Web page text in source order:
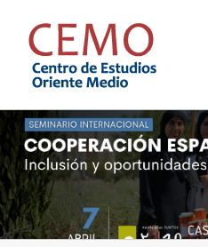
contenido